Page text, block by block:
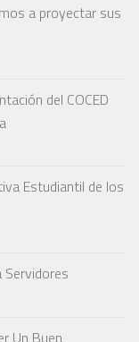
a proyectar sus
del COCED
Estudiantil de los
Servidores
Un Buen